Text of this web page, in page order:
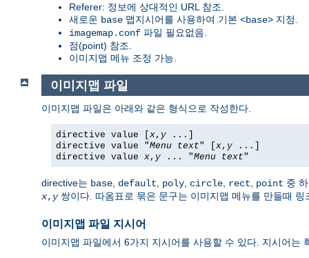
Referer: 정보에 상대적인 URL 참조.
새로운 base 맵지시어를 사용하여 기본 <base> 지정.
imagemap.conf 파일 필요없음.
점(point) 참조.
이미지맵 메뉴 조정 가능.
이미지맵 파일
이미지맵 파일은 아래와 같은 형식으로 작성한다.
directive value [ x, y ...]
directive value "Menu text" [ x, y ...]
directive value x, y ... "Menu text"
directive는 base, default, poly, circle, rect, point 중
x, y쌍이다. 따옴표로 묶은 문구는 이미지맵 메뉴를 만들때
이미지맵 파일 지시어
이미지맵 파일에서 6가지 지시어를 사용할 수 있다. 지시어